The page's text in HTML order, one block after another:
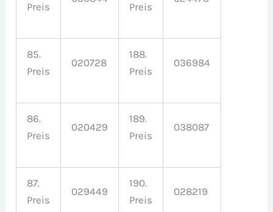
Preis
Preis
85.
Preis
020728
188.
Preis
036984
86.
Preis
020429
189.
Preis
038087
87.
Preis
029449
190.
Preis
028219